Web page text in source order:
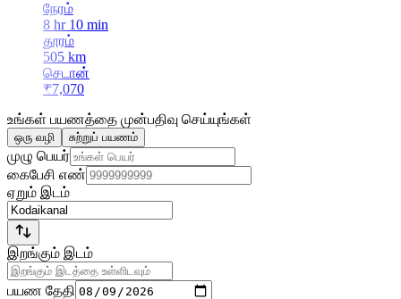
நேரம்
8 hr 10 min
தூரம்
505 km
செடான்
₹7,070
உங்கள் பயணத்தை முன்பதிவு செய்யுங்கள்
ஒரு வழி சுற்றுப் பயணம்
முழு பெயர்
கைபேசி எண்
ஏறும் இடம்
இறங்கும் இடம்
பயண தேதி